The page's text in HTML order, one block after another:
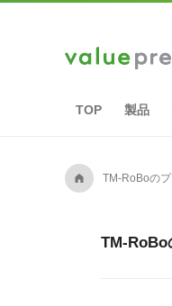
TOP 製品
A TM-RoBoの
TM-RoBo